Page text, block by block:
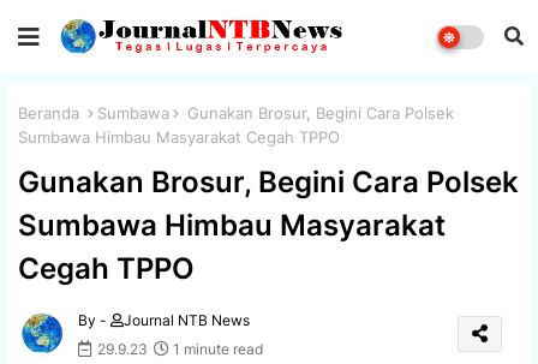
Beranda Sumbawa
Gunakan Brosur, Begini Cara Polsek
Sumbawa Himbau Masyarakat Cegah TPPO
Gunakan Brosur, Begini Cara Polsek
Sumbawa Himbau Masyarakat
Cegah TPPO
By -
Journal NTB News
29.9.23
1 minute read